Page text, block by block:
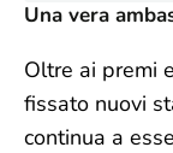
Una vera
Oltre ai premi
fissato nuovi
continua a